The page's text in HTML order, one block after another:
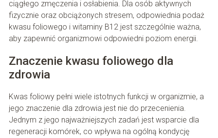
ciągłego zmęczenia i osłabienia. Dla osób aktywnych
fizycznie oraz obciążonych stresem, odpowiednia podaż
kwasu foliowego i witaminy B12 jest szczególnie ważna,
aby zapewnić organizmowi odpowiedni poziom energii.
Znaczenie kwasu foliowego dla
zdrowia
Kwas foliowy pełni wiele istotnych funkcji w organizmie, a
jego znaczenie dla zdrowia jest nie do przecenienia.
Jednym z jego najważniejszych zadań jest wsparcie dla
regeneracji komórek, co wpływa na ogólną kondycję